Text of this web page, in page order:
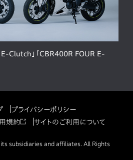
Clutch」「CBR400R FOUR E-
プライバシーポリシー
規約
サイトのご利用について
subsidiaries and affiliates. All Rights